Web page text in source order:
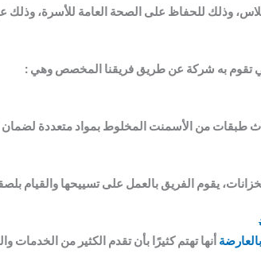
وذلك للحفاظ على الصحة العامة للأسرة،
تقوم به شركة عن طريق فريقنا المخصص وهي :
طبقات من الأسمنت المخلوط بمواد متعددة لضمان
يقوم الفريق بالعمل على تسييحها والقيام
أنها تهتم كثيرًا بأن تقدم الكثير من الخدمات